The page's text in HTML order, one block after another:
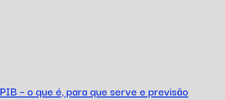
PIB – o que é, para que serve e previsão